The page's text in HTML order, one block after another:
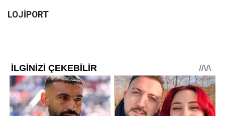
LOJİPORT